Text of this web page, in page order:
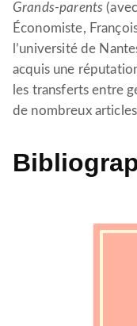
Grands-parents
Économiste,
l’université de
acquis une
les transferts entre
de nombreux